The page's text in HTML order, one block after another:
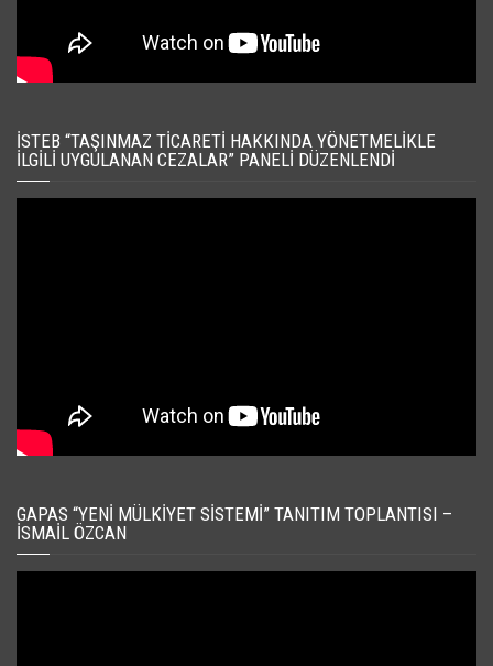
İSTEB “TAŞINMAZ TICARETI HAKKINDA YÖNETMELIKLE
İLGILI UYGULANAN CEZALAR” PANELI DÜZENLENDI
GAPAS “YENI MÜLKIYET SISTEMI” TANITIM TOPLANTISI –
İSMAIL ÖZCAN